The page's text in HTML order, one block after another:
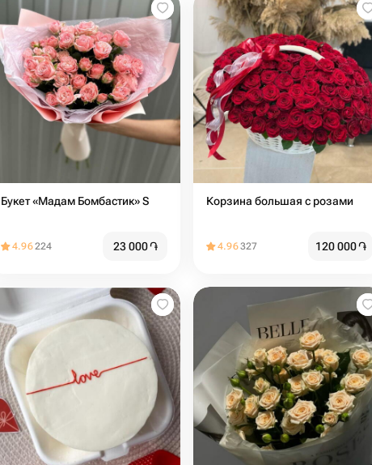
Букет «Мадам Бомбастик» S
4.96224 23 000֏
Корзина большая с розами
4.96327 120 000֏